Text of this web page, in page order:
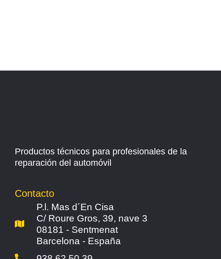
Productos técnicos para profesionales de la
reparación del automóvil
Contacto
P.l. Mas d´En Cisa
C/ Roure Gros, 39, nave 3
08181 - Sentmenat
Barcelona - España